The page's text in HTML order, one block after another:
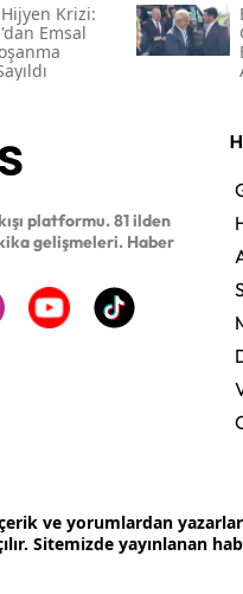
Krizi:
Emsal
platformu. 81 ilden
gelişmeleri. Haber
ve yorumlardan
Sitemizde yayınlanan